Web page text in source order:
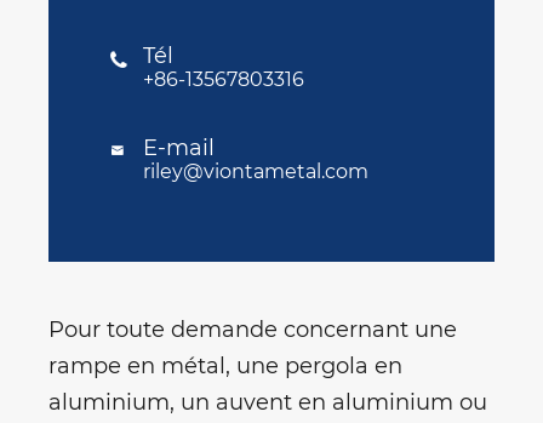
 Tél
+86-13567803316
 E-mail
riley@viontametal.com
Pour toute demande concernant une
rampe en métal, une pergola en
aluminium, un auvent en aluminium ou